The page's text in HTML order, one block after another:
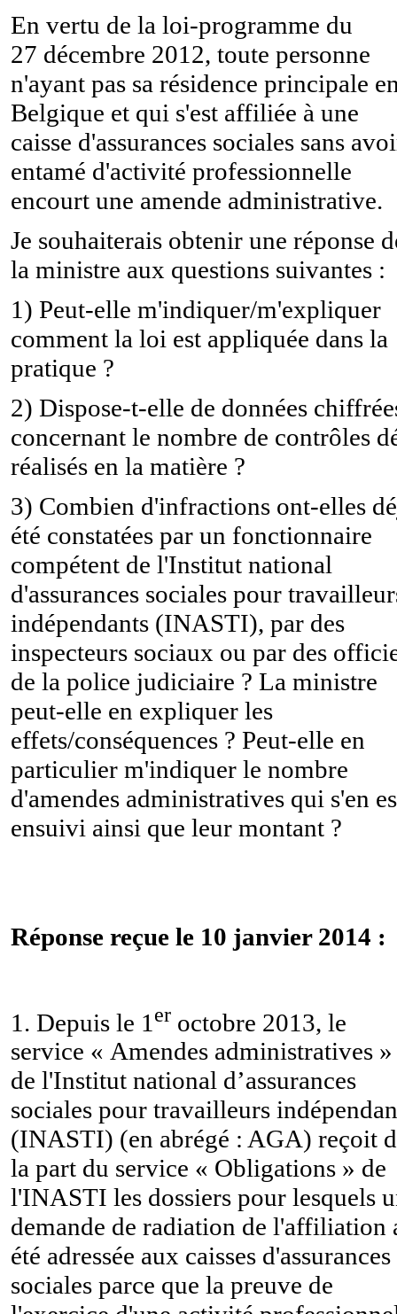
En vertu de la loi-programme du
27 décembre 2012, toute personne
n'ayant pas sa résidence principale
Belgique et qui s'est affiliée à une
caisse d'assurances sociales sans
entamé d'activité professionnelle
encourt une amende administrative.
Je souhaiterais obtenir une réponse
la ministre aux questions suivantes :
1) Peut-elle m'indiquer/m'expliquer
comment la loi est appliquée dans la
pratique ?
2) Dispose-t-elle de données
concernant le nombre de contrôles
réalisés en la matière ?
3) Combien d'infractions ont-elles
été constatées par un fonctionnaire
compétent de l'Institut national
d'assurances sociales pour
indépendants (INASTI), par des
inspecteurs sociaux ou par des
de la police judiciaire ? La ministre
peut-elle en expliquer les
effets/conséquences ? Peut-elle en
particulier m'indiquer le nombre
d'amendes administratives qui s'en
ensuivi ainsi que leur montant ?
Réponse reçue le 10 janvier 2014 :
1. Depuis le 1 er octobre 2013, le
service « Amendes administratives »
de l'Institut national d’assurances
sociales pour travailleurs
(INASTI) (en abrégé : AGA) reçoit
la part du service « Obligations » de
l'INASTI les dossiers pour lesquels
demande de radiation de l'affiliation
été adressée aux caisses d'assurances
sociales parce que la preuve de